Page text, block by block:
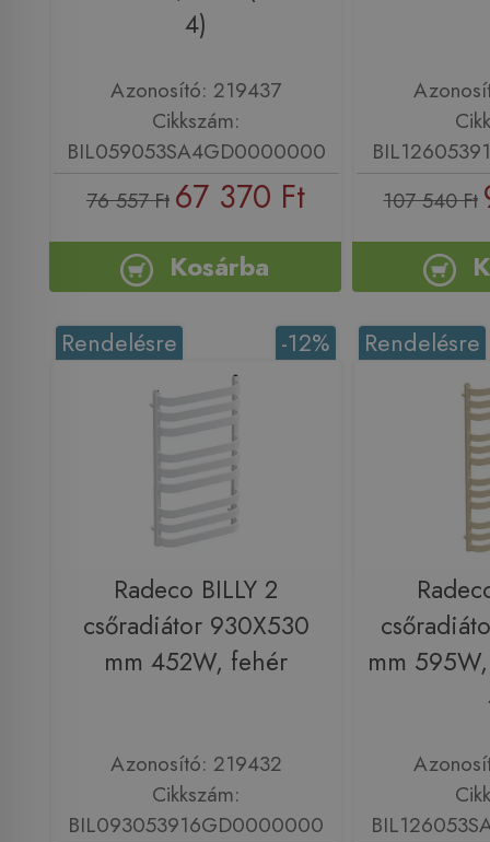
4)
Azonosító: 219437
Cikkszám:
BIL059053SA4GD0000000
76 557 Ft 67 370 Ft
Kosárba
107 540 Ft
-12%
Rendelésre
Radeco BILLY 2
csőradiátor 930X530
mm 452W, fehér
Azonosító: 219432
Cikkszám:
BIL093053916GD0000000
Rendelésre
mm